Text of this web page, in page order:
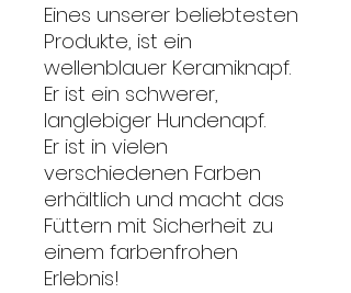
Eines unserer beliebtesten
Produkte, ist ein
wellenblauer Keramiknapf.
Er ist ein schwerer,
langlebiger Hundenapf.
Er ist in vielen
verschiedenen Farben
erhältlich und macht das
Füttern mit Sicherheit zu
einem farbenfrohen
Erlebnis!